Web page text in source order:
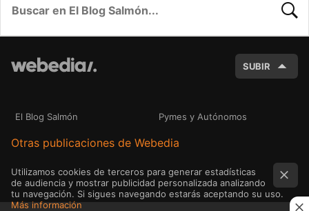
SUBIR
El Blog Salmón Pymes y Autónomos
Otras publicaciones de Webedia
Utilizamos cookies de terceros para generar estadísticas
de audiencia y mostrar publicidad personalizada analizando
tu navegación. Si sigues navegando estarás aceptando su uso.
Más información